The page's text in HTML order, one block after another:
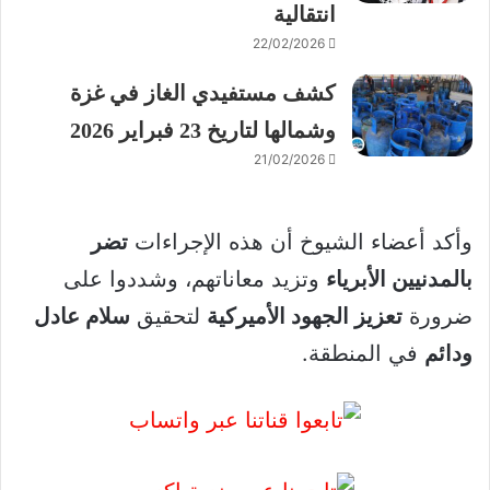
انتقالية
22/02/2026
كشف مستفيدي الغاز في غزة
وشمالها لتاريخ 23 فبراير 2026
21/02/2026
وأكد أعضاء الشيوخ أن هذه الإجراءات تضر
بالمدنيين الأبرياء وتزيد معاناتهم، وشددوا على
ضرورة تعزيز الجهود الأميركية لتحقيق سلام عادل
ودائم في المنطقة.